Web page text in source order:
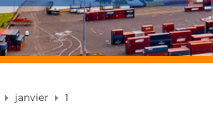
janvier 1